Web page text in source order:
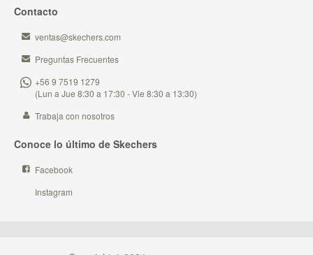
Contacto
ventas@skechers.com
Preguntas Frecuentes
+56 9 7519 1279
(Lun a Jue 8:30 a 17:30 - Vie 8:30 a 13:30)
Trabaja con nosotros
Conoce lo último de Skechers
Facebook
Instagram